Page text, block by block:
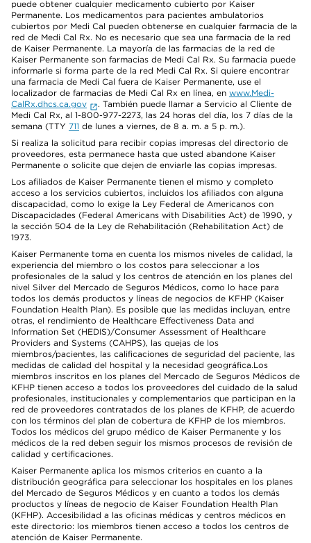
puede obtener cualquier medicamento cubierto por Kaiser
Permanente. Los medicamentos para pacientes ambulatorios
cubiertos por Medi Cal pueden obtenerse en cualquier farmacia de la
red de Medi Cal Rx. No es necesario que sea una farmacia de la red
de Kaiser Permanente. La mayoría de las farmacias de la red de
Kaiser Permanente son farmacias de Medi Cal Rx. Su farmacia puede
informarle si forma parte de la red Medi Cal Rx. Si quiere encontrar
una farmacia de Medi Cal fuera de Kaiser Permanente, use el
localizador de farmacias de Medi Cal Rx en línea, en www.Medi-
CalRx.dhcs.ca.gov
. También puede llamar a Servicio al Cliente de
Medi Cal Rx, al 1-800-977-2273, las 24 horas del día, los 7 días de la
semana (TTY 711 de lunes a viernes, de 8 a. m. a 5 p. m.).
Si realiza la solicitud para recibir copias impresas del directorio de
proveedores, esta permanece hasta que usted abandone Kaiser
Permanente o solicite que dejen de enviarle las copias impresas.
Los afiliados de Kaiser Permanente tienen el mismo y completo
acceso a los servicios cubiertos, incluidos los afiliados con alguna
discapacidad, como lo exige la Ley Federal de Americanos con
Discapacidades (Federal Americans with Disabilities Act) de 1990, y
la sección 504 de la Ley de Rehabilitación (Rehabilitation Act) de
1973.
Kaiser Permanente toma en cuenta los mismos niveles de calidad, la
experiencia del miembro o los costos para seleccionar a los
profesionales de la salud y los centros de atención en los planes del
nivel Silver del Mercado de Seguros Médicos, como lo hace para
todos los demás productos y líneas de negocios de KFHP (Kaiser
Foundation Health Plan). Es posible que las medidas incluyan, entre
otras, el rendimiento de Healthcare Effectiveness Data and
Information Set (HEDIS)/Consumer Assessment of Healthcare
Providers and Systems (CAHPS), las quejas de los
miembros/pacientes, las calificaciones de seguridad del paciente, las
medidas de calidad del hospital y la necesidad geográfica.Los
miembros inscritos en los planes del Mercado de Seguros Médicos de
KFHP tienen acceso a todos los proveedores del cuidado de la salud
profesionales, institucionales y complementarios que participan en la
red de proveedores contratados de los planes de KFHP, de acuerdo
con los términos del plan de cobertura de KFHP de los miembros.
Todos los médicos del grupo médico de Kaiser Permanente y los
médicos de la red deben seguir los mismos procesos de revisión de
calidad y certificaciones.
Kaiser Permanente aplica los mismos criterios en cuanto a la
distribución geográfica para seleccionar los hospitales en los planes
del Mercado de Seguros Médicos y en cuanto a todos los demás
productos y líneas de negocio de Kaiser Foundation Health Plan
(KFHP). Accesibilidad a las oficinas médicas y centros médicos en
este directorio: los miembros tienen acceso a todos los centros de
atención de Kaiser Permanente.